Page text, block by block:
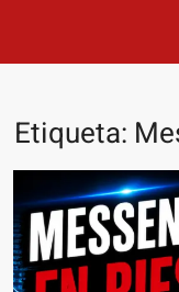
Etiqueta: